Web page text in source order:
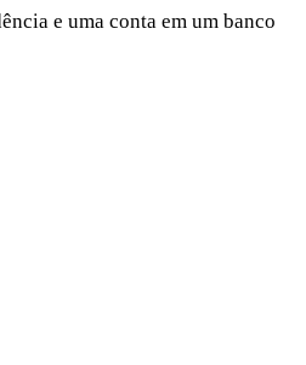
e uma conta em um banco